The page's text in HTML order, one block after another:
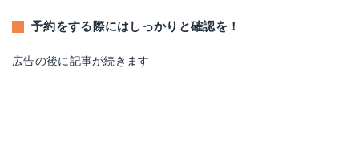
予約をする際にはしっかりと確認を！
広告の後に記事が続きます